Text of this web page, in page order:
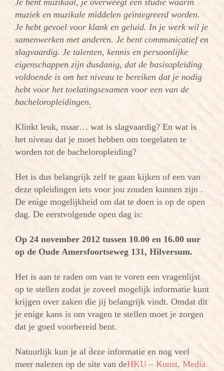
Je bent muzikaal, je overweegt een studie waarin
muziek en muzikale middelen geïntegreerd worden.
Je hebt gevoel voor klank en geluid. In je werk wil je
samenwerken met anderen. Je bent communicatief en
slagvaardig. Je talenten, kennis en persoonlijke
eigenschappen zijn dusdanig, dat de basisopleiding
voldoende is om het niveau te bereiken dat je nodig
hebt voor het toelatingsexamen voor een van de
bacheloropleidingen.
Klinkt leuk, maar… wat is slagvaardig? En wat is
het niveau dat je moet hebben om toegelaten te
worden tot de bacheloropleiding?
Het is dus belangrijk zelf te gaan kijken of een van
deze opleidingen iets voor jou zouden kunnen zijn .
De enige mogelijkheid om dat te doen is op de open
dag. De eerstvolgende open dag is:
Op 24 november 2012 tussen 10.00 en 16.00 uur
op de Oude Amersfoortseweg 131, Hilversum.
Het is aan te raden om van te voren een vragenlijst
op te stellen zodat je zoveel mogelijk informatie kunt
krijgen over zaken die jij belangrijk vindt. Omdat dit
je enige kans is om vragen te stellen moet je zorgen
dat je goed voorbereid bent.
Natuurlijk kun je al deze informatie en nog veel
meer nalezen op de site van deHKU – Kunst, Media